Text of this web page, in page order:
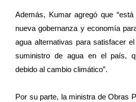
Además, Kumar agregó que
nueva gobernanza y economía
agua alternativas para satisfacer
suministro de agua en el país,
debido al cambio climático”.
Por su parte, la ministra de Obras